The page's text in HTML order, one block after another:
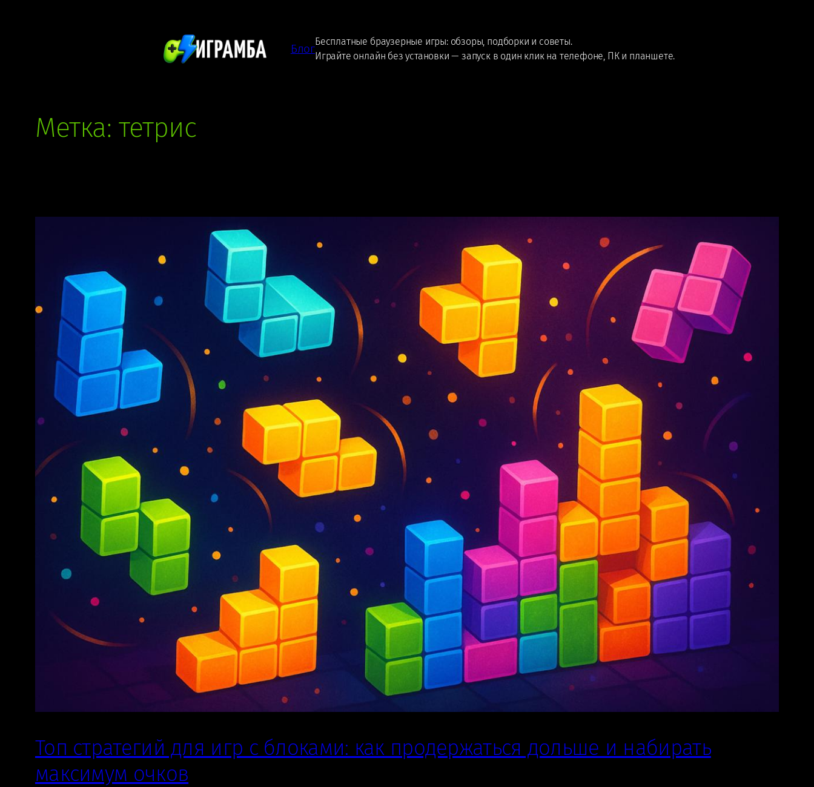
Блог
Бесплатные браузерные игры: обзоры, подборки и советы.
Играйте онлайн без установки — запуск в один клик на телефоне, ПК и планшете.
Метка: тетрис
Топ стратегий для игр с блоками: как продержаться дольше и набирать
максимум очков